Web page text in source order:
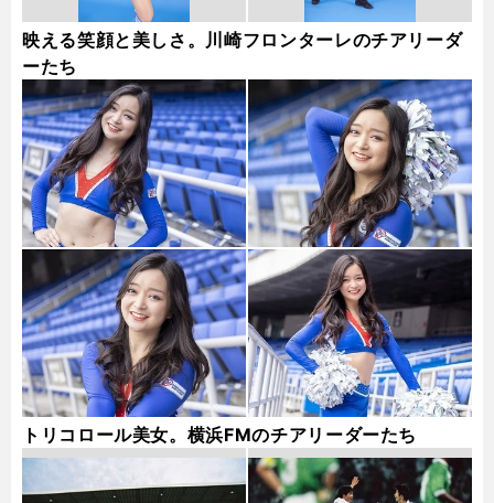
映える笑顔と美しさ。川崎フロンターレのチアリーダ
ーたち
トリコロール美女。横浜FMのチアリーダーたち